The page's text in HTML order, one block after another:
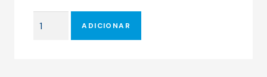
original
era:
13.00 €.
atual
é:
11.70 €.
ADICIONAR